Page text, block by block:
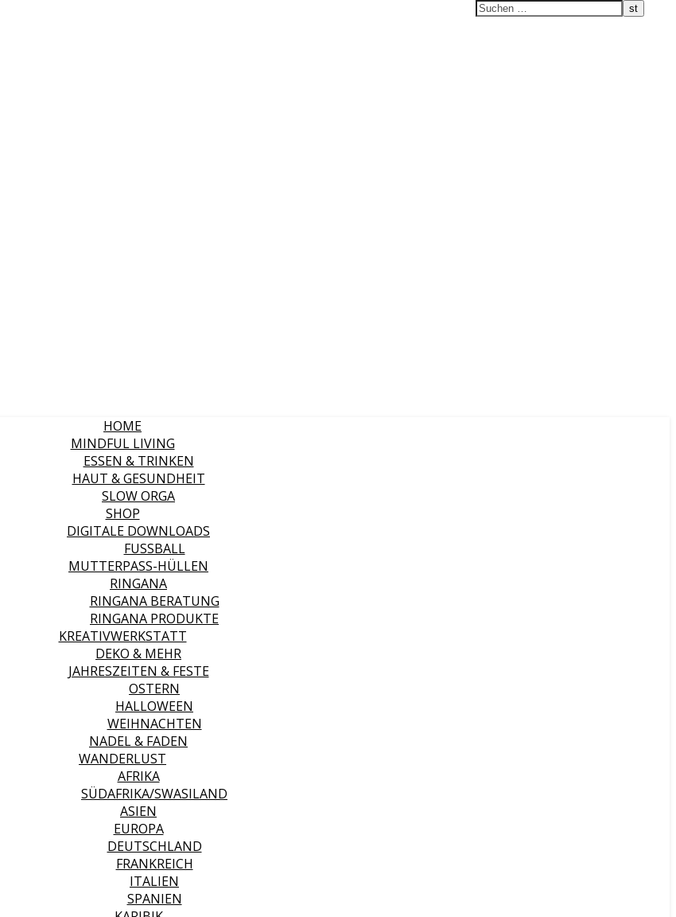
HOME
MINDFUL LIVING
ESSEN & TRINKEN
HAUT & GESUNDHEIT
SLOW ORGA
SHOP
DIGITALE DOWNLOADS
FUSSBALL
MUTTERPASS-HÜLLEN
RINGANA
RINGANA BERATUNG
RINGANA PRODUKTE
KREATIVWERKSTATT
DEKO & MEHR
JAHRESZEITEN & FESTE
OSTERN
HALLOWEEN
WEIHNACHTEN
NADEL & FADEN
WANDERLUST
AFRIKA
SÜDAFRIKA/SWASILAND
ASIEN
EUROPA
DEUTSCHLAND
FRANKREICH
ITALIEN
SPANIEN